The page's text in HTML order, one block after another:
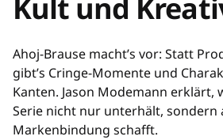
Kult und
Ahoj-Brause macht’s vor: Statt
gibt’s Cringe-Momente und
Kanten. Jason Modemann erklärt,
Serie nicht nur unterhält, sondern
Markenbindung schafft.